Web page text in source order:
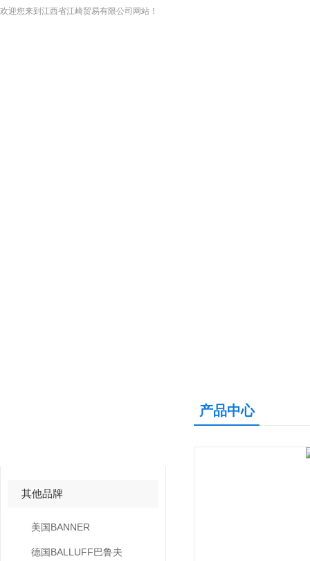
欢迎您来到江西省江崎贸易有限公司网站！
其他品牌
美国BANNER
德国BALLUFF巴鲁夫
产品中心